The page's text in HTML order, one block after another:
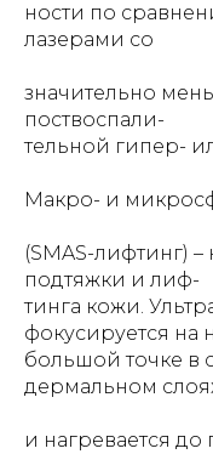
ности по
лазерами со
значительно
поствоспали-
тельной гипер-
Макро- и
(SMAS-лифтинг)
подтяжки и лиф-
тинга кожи.
фокусируется на
большой точке в
дермальном
и нагревается